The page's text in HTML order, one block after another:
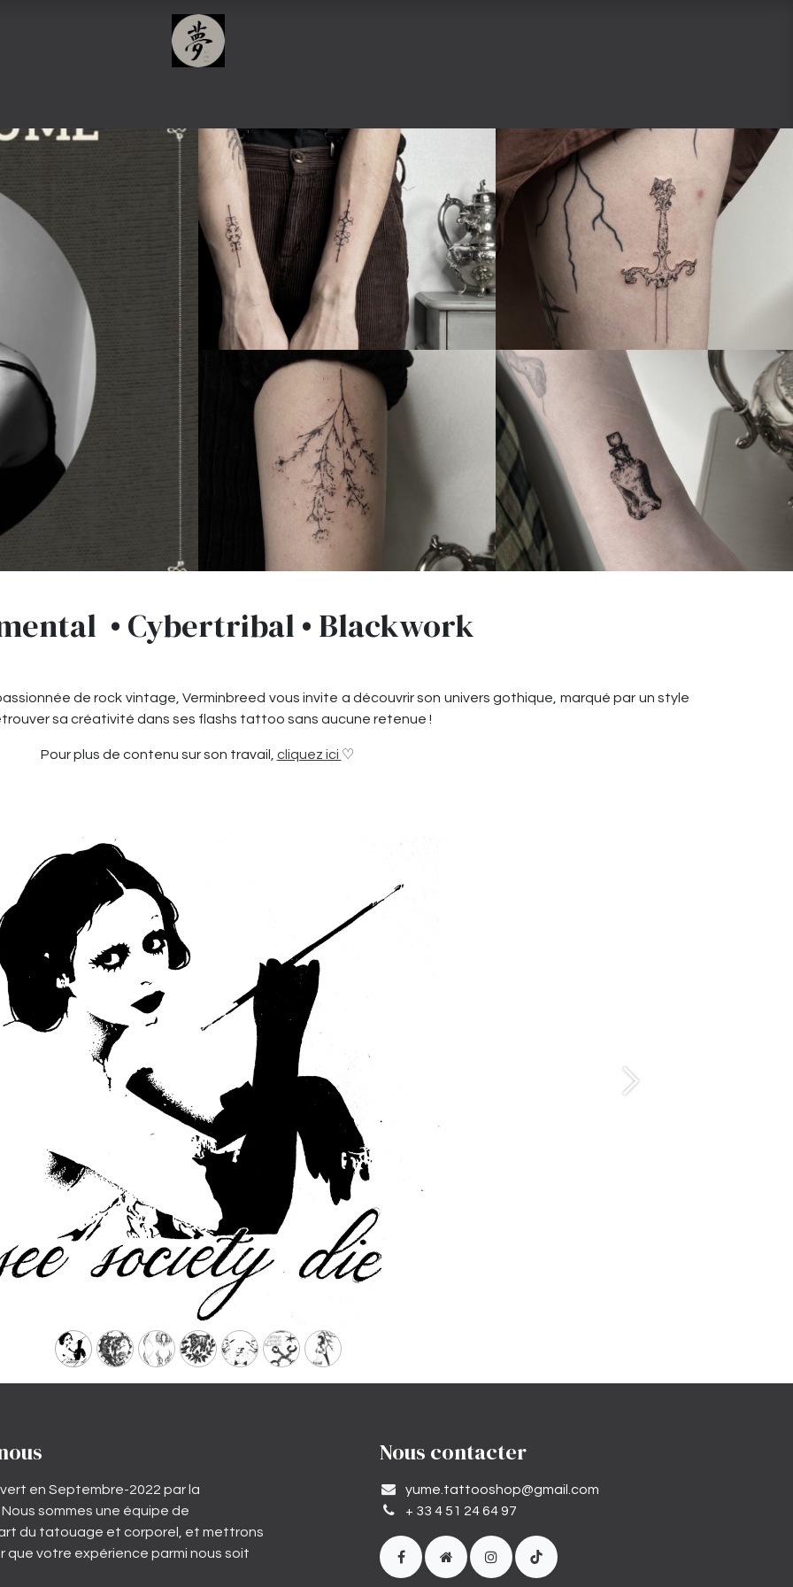
• Cybertribal • Blackwork
de rock vintage, Verminbreed vous invite a découvrir son univers gothique, marqué par un style
sa créativité dans ses flashs tattoo sans aucune retenue !
Pour plus de contenu sur son travail, cliquez ici ♡
Suivant
en Septembre-2022 par la
sommes une équipe de
du tatouage et corporel, et mettrons
que votre expérience parmi nous soit
Nous contacter
yume.tattooshop@gmail.com
+ 33 4 51 24 64 97